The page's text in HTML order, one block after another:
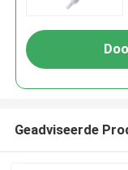
Geadviseerde